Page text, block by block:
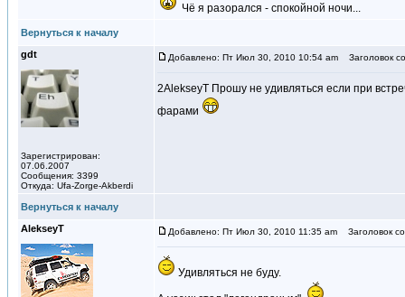
Чё я разорался - спокойной ночи...
Вернуться к началу
gdt
Зарегистрирован:
07.06.2007
Сообщения: 3399
Откуда: Ufa-Zorge-Akberdi
Добавлено: Пт Июл 30, 2010 10:54 am Заголовок
2AlekseyT Прошу не удивляться если при
фарами
Вернуться к началу
AlekseyT
Добавлено: Пт Июл 30, 2010 11:35 am Заголовок
Удивляться не буду.